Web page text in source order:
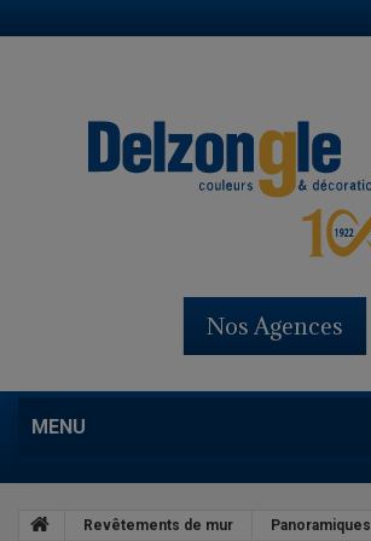
Nos Agences
MENU
Revêtements de mur Panoramiques